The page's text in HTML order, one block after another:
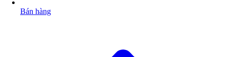
Bán hàng